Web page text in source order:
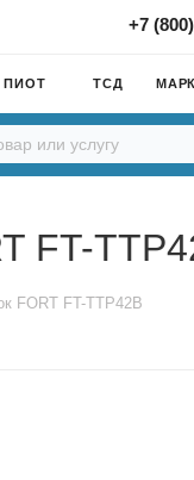
+7
ПИОТ ТСД
FT-
FORT FT-TTP42B